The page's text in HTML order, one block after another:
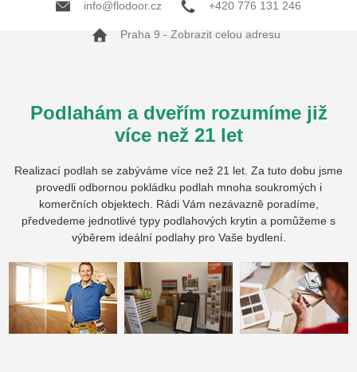
info@flodoor.cz +420 776 131 246
Praha 9 - Zobrazit celou adresu
Podlahám a dveřím rozumíme již
více než 21 let
Realizací podlah se zabýváme více než 21 let. Za tuto dobu jsme
provedli odbornou pokládku podlah mnoha soukromých i
komerčních objektech. Rádi Vám nezávazně poradíme,
předvedeme jednotlivé typy podlahových krytin a pomůžeme s
výběrem ideální podlahy pro Vaše bydlení.